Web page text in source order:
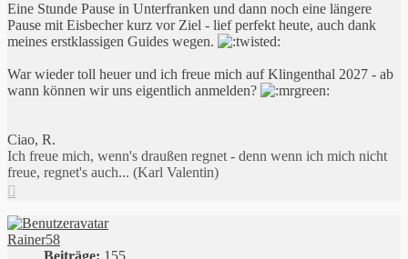
Eine Stunde Pause in Unterfranken und dann noch eine längere
Pause mit Eisbecher kurz vor Ziel - lief perfekt heute, auch dank
meines erstklassigen Guides wegen.
War wieder toll heuer und ich freue mich auf Klingenthal 2027 - ab
wann können wir uns eigentlich anmelden?
Ciao, R.
Ich freue mich, wenn's draußen regnet - denn wenn ich mich nicht
freue, regnet's auch... (Karl Valentin)
Rainer58